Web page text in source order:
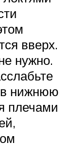
вверх.
нужно.
нижнюю
плечами